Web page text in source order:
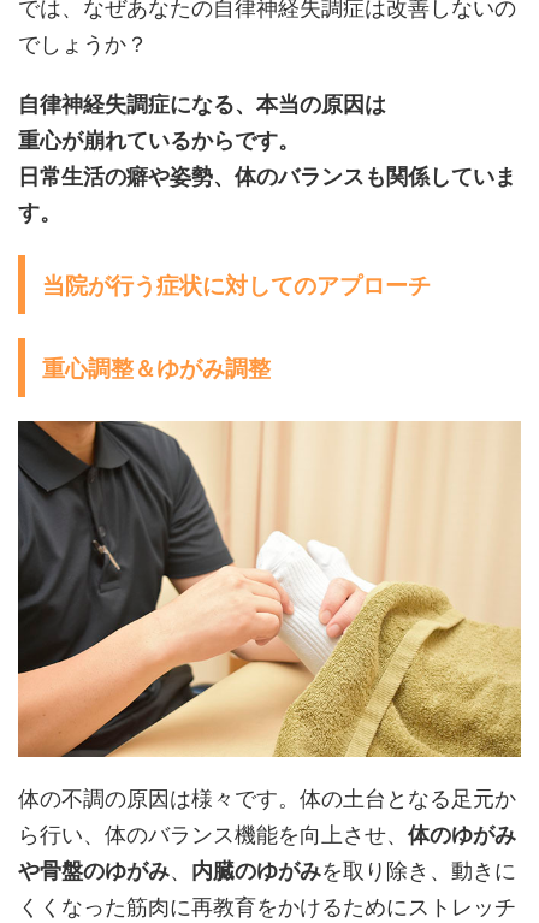
では、なぜあなたの自律神経失調症は改善しないの
でしょうか？
自律神経失調症になる、本当の原因は
重心が崩れているからです。
日常生活の癖や姿勢、体のバランスも関係していま
す。
当院が行う症状に対してのアプローチ
重心調整＆ゆがみ調整
体の不調の原因は様々です。体の土台となる足元か
ら行い、体のバランス機能を向上させ、 体のゆがみ
や骨盤のゆがみ、 内臓のゆがみを取り除き、動きに
くくなった筋肉に再教育をかけるためにストレッチ